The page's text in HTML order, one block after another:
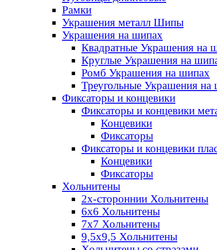
Рамки
Украшения металл Шипы
Украшения на шипах
Квадратные Украшения на
Круглые Украшения на
Ромб Украшения на шипах
Треугольные Украшения на
Фиксаторы и концевики
Фиксаторы и концевики
Концевики
Фиксаторы
Фиксаторы и концевики
Концевики
Фиксаторы
Хольнитены
2х-стороннии Хольнитены
6х6 Хольнитены
7х7 Хольнитены
9,5х9,5 Хольнитены